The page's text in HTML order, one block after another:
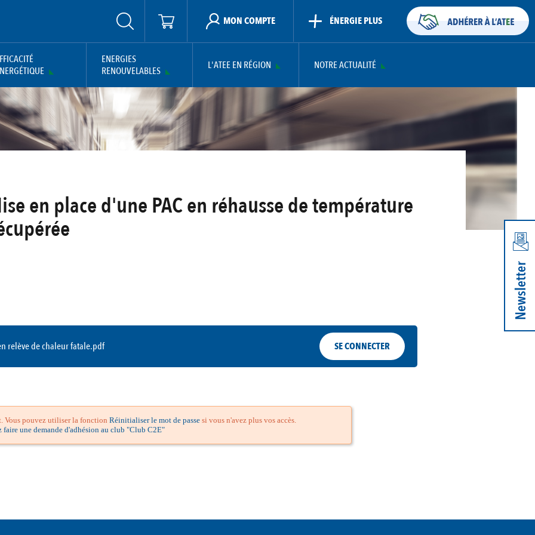
MON COMPTE ÉNERGIE PLUS
ENERGIES
RENOUVELABLES
L'ATEE EN RÉGION NOTRE ACTUALITÉ
en place d'une PAC en réhausse de température
relève de chaleur fatale.pdf SE CONNECTER
Vous pouvez utiliser la fonction Réinitialiser le mot de passe si vous n'avez plus vos accès.
faire une demande d'adhésion au club "Club C2E"
Newsletter